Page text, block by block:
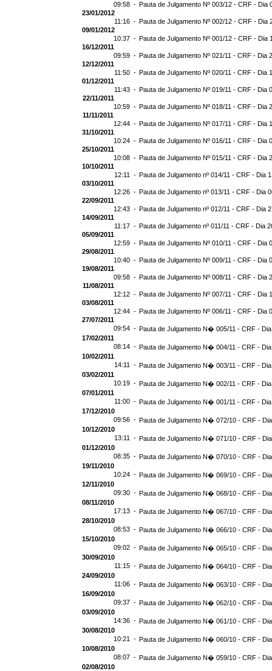
09:58 - Pauta de Julgamento Nº 003/12 - CRF - Dia
23/01/2012
11:16 - Pauta de Julgamento Nº 002/12 - CRF - Dia
09/01/2012
10:37 - Pauta de Julgamento Nº 001/12 - CRF - Dia
16/12/2011
09:59 - Pauta de Julgamento Nº 021/11 - CRF - Dia
12/12/2011
11:50 - Pauta de Julgamento Nº 020/11 - CRF - Dia
01/12/2011
11:43 - Pauta de Julgamento Nº 019/11 - CRF - Dia
22/11/2011
10:59 - Pauta de Julgamento Nº 018/11 - CRF - Dia
11/11/2011
12:44 - Pauta de Julgamento Nº 017/11 - CRF - Dia
31/10/2011
10:24 - Pauta de Julgamento Nº 016/11 - CRF - Dia
25/10/2011
10:08 - Pauta de Julgamento Nº 015/11 - CRF - Dia
10/10/2011
12:11 - Pauta de Julgamento nº 014/11 - CRF - Dia
03/10/2011
12:26 - Pauta de Julgamento nº 013/11 - CRF - Dia
22/09/2011
12:43 - Pauta de Julgamento nº 012/11 - CRF - Dia
14/09/2011
11:17 - Pauta de Julgamento nº 011/11 - CRF - Dia
05/09/2011
12:59 - Pauta de Julgamento Nº 010/11 - CRF - Dia
29/08/2011
10:40 - Pauta de Julgamento Nº 009/11 - CRF - Dia
19/08/2011
09:58 - Pauta de Julgamento Nº 008/11 - CRF - Dia
11/08/2011
12:12 - Pauta de Julgamento Nº 007/11 - CRF - Dia
03/08/2011
12:44 - Pauta de Julgamento Nº 006/11 - CRF - Dia
27/07/2011
09:54 - Pauta de Julgamento N� 005/11 - CRF - Dia
17/02/2011
08:14 - Pauta de Julgamento N� 004/11 - CRF - Dia
10/02/2011
14:11 - Pauta de Julgamento N� 003/11 - CRF - Dia
03/02/2011
10:19 - Pauta de Julgamento N� 002/11 - CRF - Dia
07/01/2011
11:00 - Pauta de Julgamento N� 001/11 - CRF - Dia
17/12/2010
09:56 - Pauta de Julgamento N� 072/10 - CRF -
10/12/2010
13:11 - Pauta de Julgamento N� 071/10 - CRF -
01/12/2010
08:35 - Pauta de Julgamento N� 070/10 - CRF -
19/11/2010
10:24 - Pauta de Julgamento N� 069/10 - CRF -
12/11/2010
09:30 - Pauta de Julgamento N� 068/10 - CRF -
08/11/2010
17:13 - Pauta de Julgamento N� 067/10 - CRF - Dia
28/10/2010
08:53 - Pauta de Julgamento N� 066/10 - CRF -
15/10/2010
09:02 - Pauta de Julgamento N� 065/10 - CRF -
30/09/2010
11:15 - Pauta de Julgamento N� 064/10 - CRF -
24/09/2010
11:06 - Pauta de Julgamento N� 063/10 - CRF -
16/09/2010
09:37 - Pauta de Julgamento N� 062/10 - CRF -
03/09/2010
14:36 - Pauta de Julgamento N� 061/10 - CRF -
30/08/2010
10:21 - Pauta de Julgamento N� 060/10 - CRF -
10/08/2010
08:07 - Pauta de Julgamento N� 059/10 - CRF -
02/08/2010